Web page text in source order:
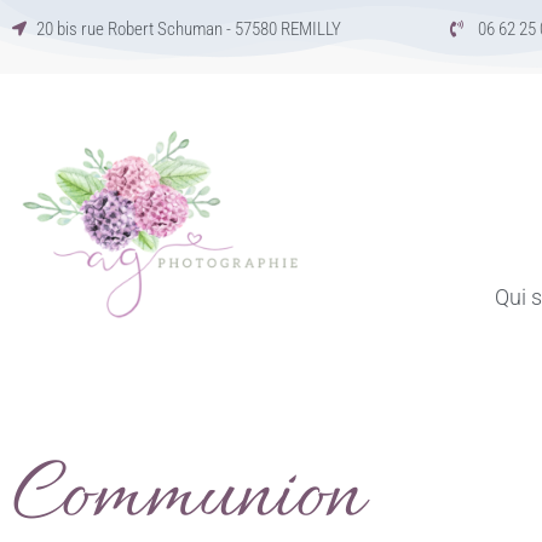
Aller
20 bis rue Robert Schuman - 57580 REMILLY 06 62 25
Qui
Communion